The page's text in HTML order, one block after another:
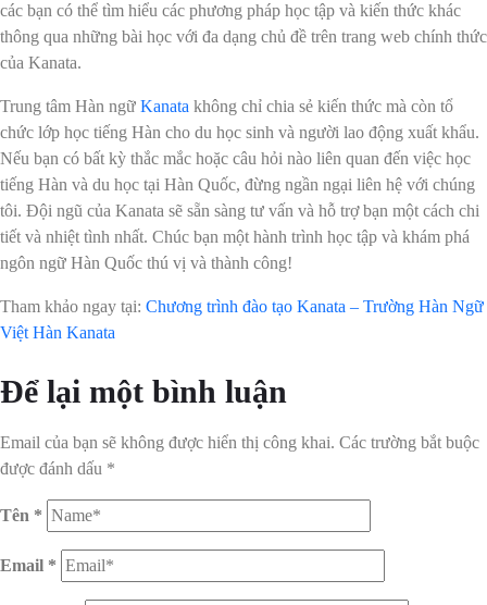
các bạn có thể tìm hiểu các phương pháp học tập và kiến thức khác
thông qua những bài học với đa dạng chủ đề trên trang web chính thức
của Kanata.
Trung tâm Hàn ngữ Kanata không chỉ chia sẻ kiến thức mà còn tổ
chức lớp học tiếng Hàn cho du học sinh và người lao động xuất khẩu.
Nếu bạn có bất kỳ thắc mắc hoặc câu hỏi nào liên quan đến việc học
tiếng Hàn và du học tại Hàn Quốc, đừng ngần ngại liên hệ với chúng
tôi. Đội ngũ của Kanata sẽ sẵn sàng tư vấn và hỗ trợ bạn một cách chi
tiết và nhiệt tình nhất. Chúc bạn một hành trình học tập và khám phá
ngôn ngữ Hàn Quốc thú vị và thành công!
Tham khảo ngay tại: Chương trình đào tạo Kanata – Trường Hàn Ngữ
Việt Hàn Kanata
Để lại một bình luận
Email của bạn sẽ không được hiển thị công khai. Các trường bắt buộc
được đánh dấu *
Tên *
Email *